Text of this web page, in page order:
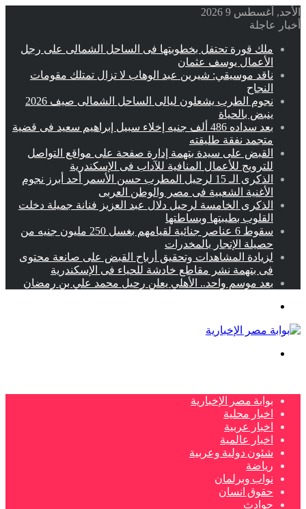
الأحد, أغسطس 9 2026
أخبار عاجلة
ملك قورة تحتفل بخطوبتها فى الساحل الشمالى على رجل
الأعمال يوسف عثمان
ناقد موسيقي: شيرين عبد الوهاب لا تزال تمتلك مقومات
النجاح
نجوم الطرب يشعلون ليالى الساحل الشمالى صيف 2026
ينبض بالحياة
بعد سداده 486 ألف جنيه إخلاء سبيل إبراهيم سعيد فى قضية
متجمد نفقة طليقته
القبض على سيدة بتهمة إدارة صفحة على مواقع التواصل
للترويج للأعمال المنافية للآداب فى الإسكندرية
الذكرى الـ 15 لرحيل المطرب حسن الأسمر أحد أبرز نجوم
الأغنية الشعبية فى مصر والوطن العربى
الذكرى الخامسة لرحيل دلال عبد العزيز فنانة جميلة دخلت
القلوب بطيبتها وبساطتها
سقوط 6 عناصر جنائية لقيامهم بغسل 250 مليون جنيه من
حصيلة الإتجار بالمخدرات
لزيادة المشاهدات وتحقيق أرباح القبض على صانعة محتوى
فى بتهمة نشر مقاطع خادشة للحياء فى الإسكندرية
بعد موسم واحد.. الأهلي يعلن رحيل محمد علي بن رمضان
بوابة مصر الإخبارية
اخبار محلية
اخبار عربية
اخبار عالمية
شئون دولية وعربية
رياضة
نواب وبرلمان
حقوق انسان
حوادث